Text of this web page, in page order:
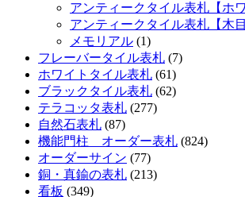
アンティークタイル表札【ホ
アンティークタイル表札【木
メモリアル (1)
フレーバータイル表札 (7)
ホワイトタイル表札 (61)
ブラックタイル表札 (62)
テラコッタ表札 (277)
自然石表札 (87)
機能門柱 オーダー表札 (824)
オーダーサイン (77)
銅・真鍮の表札 (213)
看板 (349)